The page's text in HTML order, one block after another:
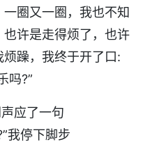
圈又一圈，我也不知
许是走得烦了，也许
躁，我终于开了口:
吗?”
应了一句
我停下脚步